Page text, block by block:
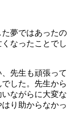
夢ではあったの
なったことでし
先生も頑張って
した。先生から
ながらに大変な
り助からなかっ